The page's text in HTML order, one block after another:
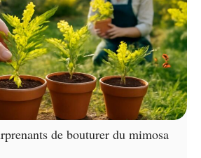
de bouturer du mimosa